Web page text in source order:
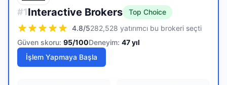
#1Interactive Brokers
Top Choice
4.8/5282,528 yatırımcı bu brokeri seçti
Güven skoru: 95/100Deneyim: 47yıl
İşlem Yapmaya Başla